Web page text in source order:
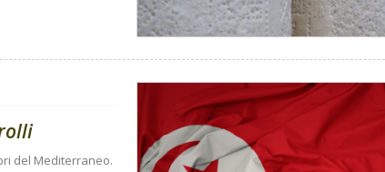
del Mediterraneo.